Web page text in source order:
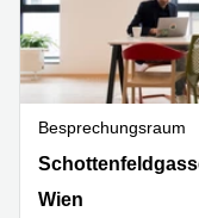
Besprechungsraum
Schottenfeldgasse
Wien